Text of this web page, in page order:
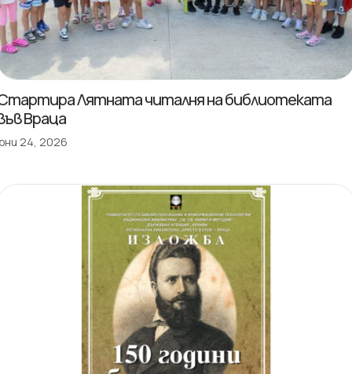
Лятната читалня на библиотеката
Враца
24, 2026